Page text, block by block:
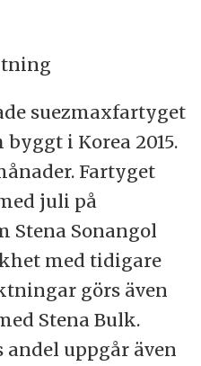
suezmaxfartyget
byggt i Korea 2015.
Fartyget
juli på
Stena Sonangol
med tidigare
görs även
Stena Bulk.
uppgår även